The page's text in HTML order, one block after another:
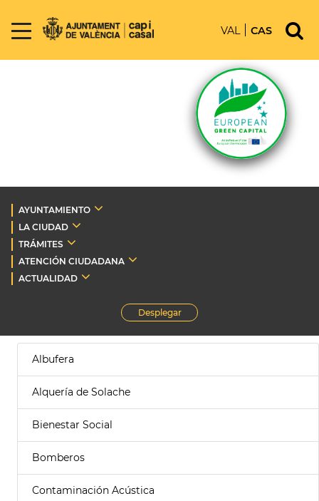
VAL CAS
AYUNTAMIENTO
LA CIUDAD
TRÁMITES
ATENCIÓN CIUDADANA
ACTUALIDAD
Desplegar
Albufera
Alquería de Solache
Bienestar Social
Bomberos
Contaminación Acústica